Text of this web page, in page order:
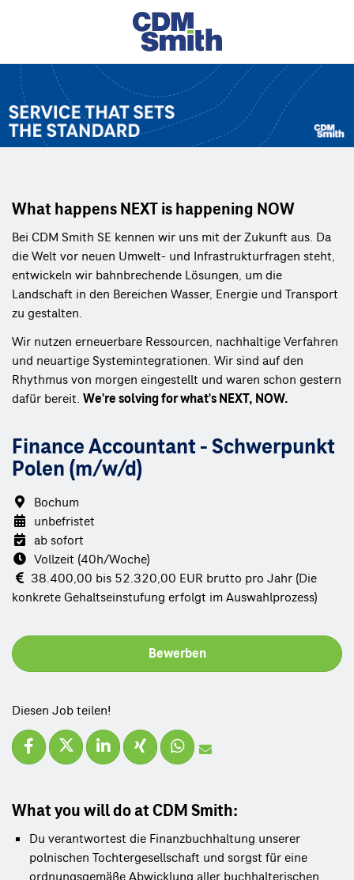
Finance Accountant - Schwerpunkt
Polen (m/w/d)
Bochum
unbefristet
ab sofort
Vollzeit (40h/Woche)
38.400,00 bis 52.320,00 EUR brutto pro Jahr (Die
konkrete Gehaltseinstufung erfolgt im Auswahlprozess)
Bewerben
Diesen Job teilen!
What happens NEXT is happening NOW
Bei CDM Smith SE kennen wir uns mit der Zukunft aus. Da
die Welt vor neuen Umwelt- und Infrastrukturfragen steht,
entwickeln wir bahnbrechende Lösungen, um die
Landschaft in den Bereichen Wasser, Energie und Transport
zu gestalten.
Wir nutzen erneuerbare Ressourcen, nachhaltige Verfahren
und neuartige Systemintegrationen. Wir sind auf den
Rhythmus von morgen eingestellt und waren schon gestern
dafür bereit. We're solving for what's NEXT, NOW.
What you will do at CDM Smith:
Du verantwortest die Finanzbuchhaltung unserer
polnischen Tochtergesellschaft und sorgst für eine